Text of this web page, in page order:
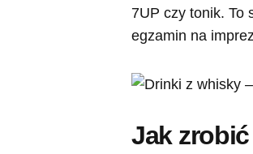
7UP czy tonik. To
egzamin na
Jak